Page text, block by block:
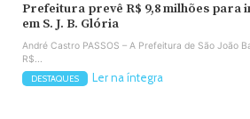
Prefeitura prevê R$ 9,8 milhões
em S. J. B. Glória
André Castro PASSOS – A Prefeitura de São João
R$...
DESTAQUES Ler na íntegra